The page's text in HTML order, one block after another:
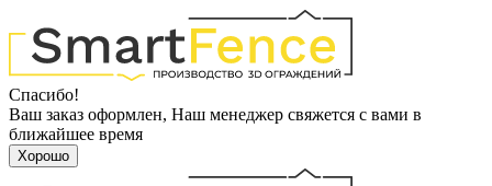
Спасибо!
Ваш заказ оформлен, Наш менеджер свяжется с вами в
ближайшее время
Хорошо